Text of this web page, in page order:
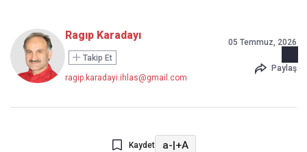
Ragıp Karadayı
Takip Et
ragip.karadayi.ihlas@gmail.com
05 Temmuz, 2026
Paylaş
Kaydet a-|+A